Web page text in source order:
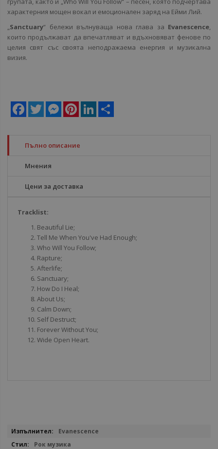
характерния мощен вокал и емоционален заряд на Ейми Лий.
„Sanctuary“ бележи вълнуваща нова глава за Evanescence,
които продължават да впечатляват и вдъхновяват фенове по
целия свят със своята неподражаема енергия и музикална
визия.
Facebook
Twitter MessengerPinterestLinkedIn
Пълно описание
Мнения
Цени за доставка
Tracklist:
Beautiful Lie;
Tell Me When You've Had Enough;
Who Will You Follow;
Rapture;
Afterlife;
Sanctuary;
How Do I Heal;
About Us;
Calm Down;
Self Destruct;
Forever Without You;
Wide Open Heart.
Повече
Evanescence
Рок музика